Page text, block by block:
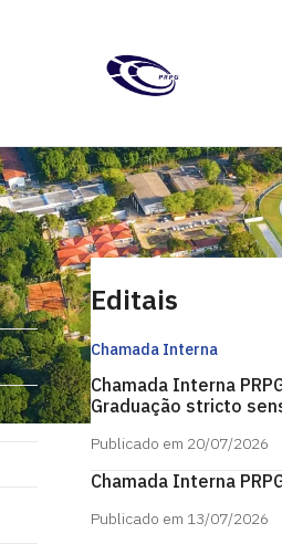
Editais
Chamada Interna
Chamada Interna
Graduação stricto
Publicado em 20/07/2026
Chamada Interna
Publicado em 13/07/2026